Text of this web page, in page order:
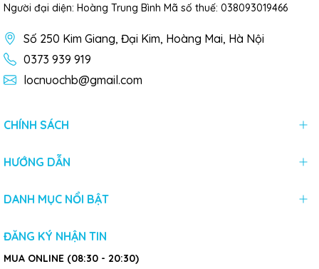
Người đại diện: Hoàng Trung Bình Mã số thuế: 038093019466
Số 250 Kim Giang, Đại Kim, Hoàng Mai, Hà Nội
0373 939 919
locnuochb@gmail.com
CHÍNH SÁCH
HƯỚNG DẪN
DANH MỤC NỔI BẬT
ĐĂNG KÝ NHẬN TIN
MUA ONLINE (08:30 - 20:30)